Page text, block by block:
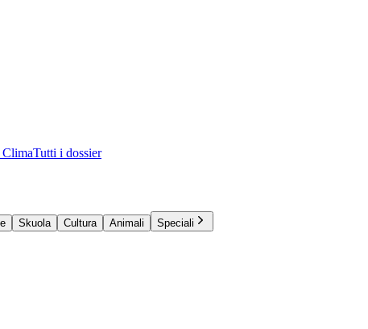
ClimaTutti i dossier
Skuola Cultura Animali
Speciali